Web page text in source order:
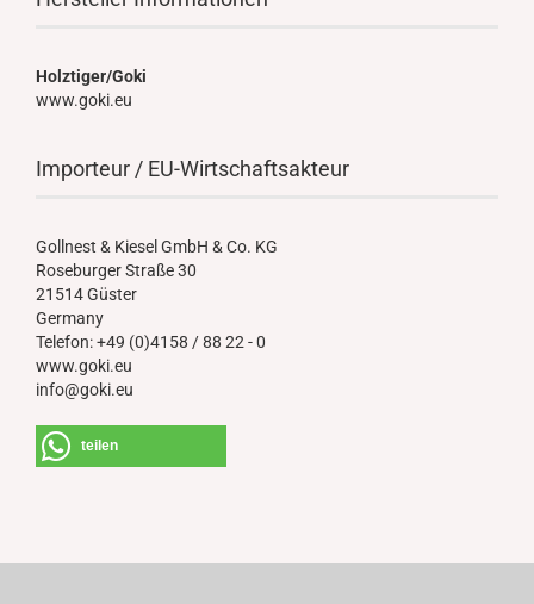
Holztiger/Goki
www.goki.eu
Importeur / EU-Wirtschaftsakteur
Gollnest & Kiesel GmbH & Co. KG
Roseburger Straße 30
21514 Güster
Germany
Telefon: +49 (0)4158 / 88 22 - 0
www.goki.eu
info@goki.eu
teilen